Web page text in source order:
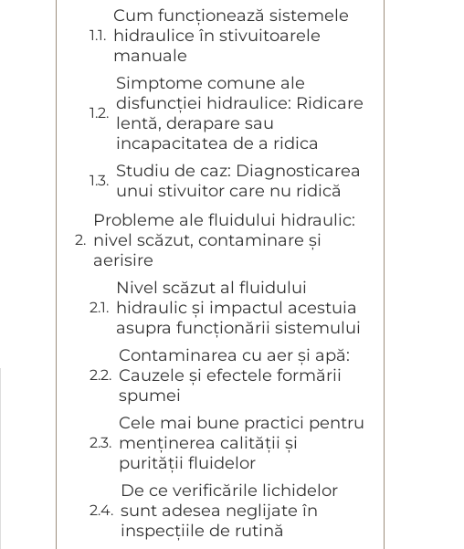
Cum funcționează sistemele
hidraulice în stivuitoarele
manuale
Simptome comune ale
disfuncției hidraulice: Ridicare
lentă, derapare sau
incapacitatea de a ridica
Studiu de caz: Diagnosticarea
unui stivuitor care nu ridică
Probleme ale fluidului hidraulic:
nivel scăzut, contaminare și
aerisire
Nivel scăzut al fluidului
hidraulic și impactul acestuia
asupra funcționării sistemului
Contaminarea cu aer și apă:
Cauzele și efectele formării
spumei
Cele mai bune practici pentru
menținerea calității și
purității fluidelor
De ce verificările lichidelor
sunt adesea neglijate în
inspecțiile de rutină